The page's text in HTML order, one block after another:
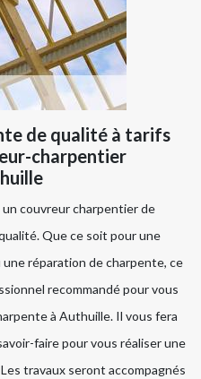
de qualité à tarifs
charpentier
couvreur charpentier de
Que ce soit pour une
réparation de charpente, ce
recommandé pour vous
à Authuille. Il vous fera
faire pour vous réaliser une
travaux seront accompagnés